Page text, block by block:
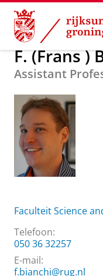
Skip
Content
Skip
Navigation
Over ons
F. (Frans )
Assistant
Faculteit Science
Telefoon:
050 36 32257
E-mail:
f.bianchi@rug.nl